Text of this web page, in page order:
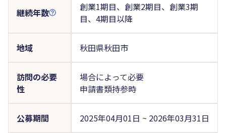
継続年数
創業1期目、創業2期目、創業3期
目、4期目以降
地域 秋田県秋田市
訪問の必要
性
場合によって必要
申請書類持参時
公募期間 2025年04月01日 ~ 2026年03月31日